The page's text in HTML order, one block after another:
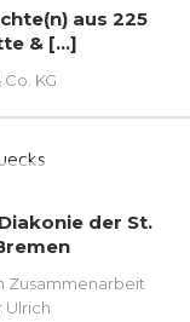
aus 225
& [...]
KG
der St.
Zusammenarbeit